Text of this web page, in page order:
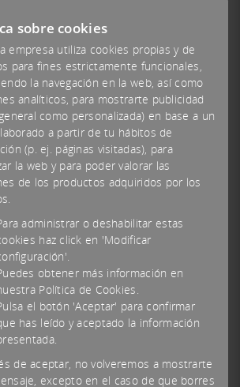
acceptades
sobre cookies
empresa utiliza cookies propias y de
para fines estrictamente funcionales,
la navegación en la web, así como
analíticos, para mostrarte publicidad
como personalizada) en base a un
a partir de tu hábitos de
(p. ej. páginas visitadas), para
la web y para poder valorar las
de los productos adquiridos por los
administrar o deshabilitar estas
haz click en 'Modificar
obtener más información en
Política de Cookies.
el botón 'Aceptar' para confirmar
has leído y aceptado la información
de aceptar, no volveremos a mostrarte
excepto en el caso de que borres